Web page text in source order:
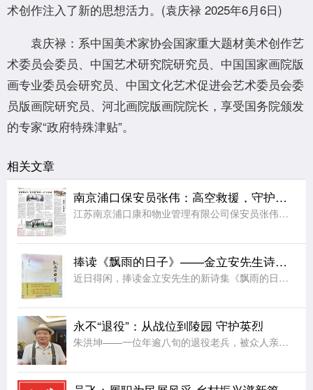
术创作注入了新的思想活力。(袁庆禄 2025年6月6日)
袁庆禄：系中国美术家协会国家重大题材美术创作艺
术委员会委员、中国艺术研究院研究员、中国国家画院版
画专业委员会研究员、中国文化艺术促进会艺术委员会委
员版画院研究员、河北画院版画院院长，享受国务院颁发
的专家“政府特殊津贴”。
相关文章
南京浦口保安员张伟：高空救援，守护老人平安
江苏南京浦口康和物业管理有限公司保安员张伟——高空救援，守护老人平安（暖心故事）本报记者 白光迪《人民日报》(2026年5月7日第6版)近日，中央政法委发布2026年第一季度见义勇为勇士榜。江苏南京浦
捧读《飘雨的日子》——金立安先生诗集读后琐记
近日得闲，捧读金立安先生的新诗集《飘雨的日子》。窗外有雨，淅淅沥沥，恰应了书名。这本集子收了他多年来创作的精品，从青春时代的试笔之作，到退休后的沉思之篇，时间跨度四十余年。四十年的光阴，在一个人身上留
永不“退役”：从战位到陵园 守护英烈
朱洪坤——一位年逾八旬的退役老兵，被众人亲切地称为“万人孝子”和“迁坟司令”。当他的双手不再装填炮弹，而是轻轻捧起腐朽的遗骨;当他的战场从坦克前沿转移到无名的墓地，朱洪坤完成了一名老兵最崇高的“转业”